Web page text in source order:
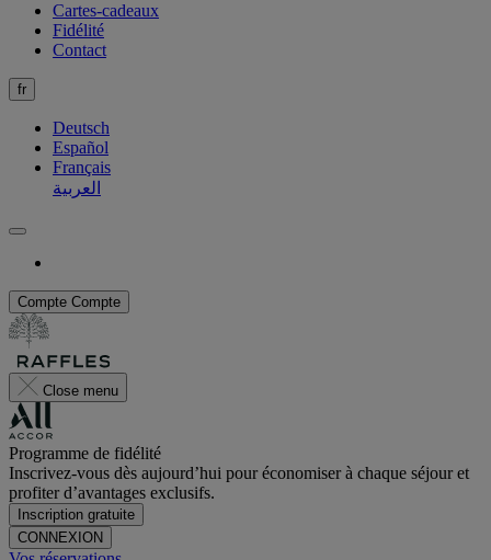
Cartes-cadeaux
Fidélité
Contact
fr
Deutsch
Español
Français
العربية
Compte Compte
Close menu
Programme de fidélité
Inscrivez-vous dès aujourd’hui pour économiser à chaque séjour et
profiter d’avantages exclusifs.
Inscription gratuite
CONNEXION